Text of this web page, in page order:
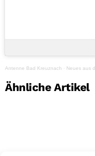
Antenne Bad Kreuznach · Neues aus
Ähnliche Artikel